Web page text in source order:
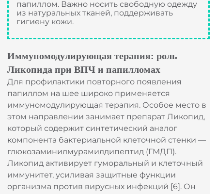
папиллом. Важно носить свободную одежду
из натуральных тканей, поддерживать
гигиену кожи.
Иммуномодулирующая терапия: роль
Ликопида при ВПЧ и папилломах
Для профилактики повторного появления
папиллом на шее широко применяется
иммуномодулирующая терапия. Особое место в
этом направлении занимает препарат Ликопид,
который содержит синтетический аналог
компонента бактериальной клеточной стенки —
глюкозаминилмурамилдипептид (ГМДП).
Ликопид активирует гуморальный и клеточный
иммунитет, усиливая защитные функции
организма против вирусных инфекций [6]. Он